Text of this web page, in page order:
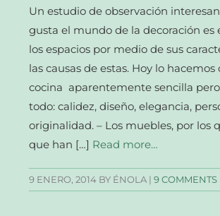
Un estudio de observación
gusta el mundo de la decoración es
los espacios por medio de sus
las causas de estas. Hoy lo hacemos
cocina aparentemente sencilla
todo: calidez, diseño, elegancia,
originalidad. – Los muebles, por los
que han […] Read more…
9 ENERO, 2014 BY ÉNOLA |9 COMMENTS